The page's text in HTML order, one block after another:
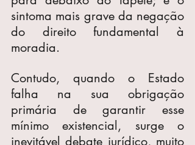
sintoma mais grave da negação
do direito fundamental à
moradia.
Contudo, quando o Estado
falha na sua obrigação
primária de garantir esse
mínimo existencial, surge o
inevitável debate jurídico, muito